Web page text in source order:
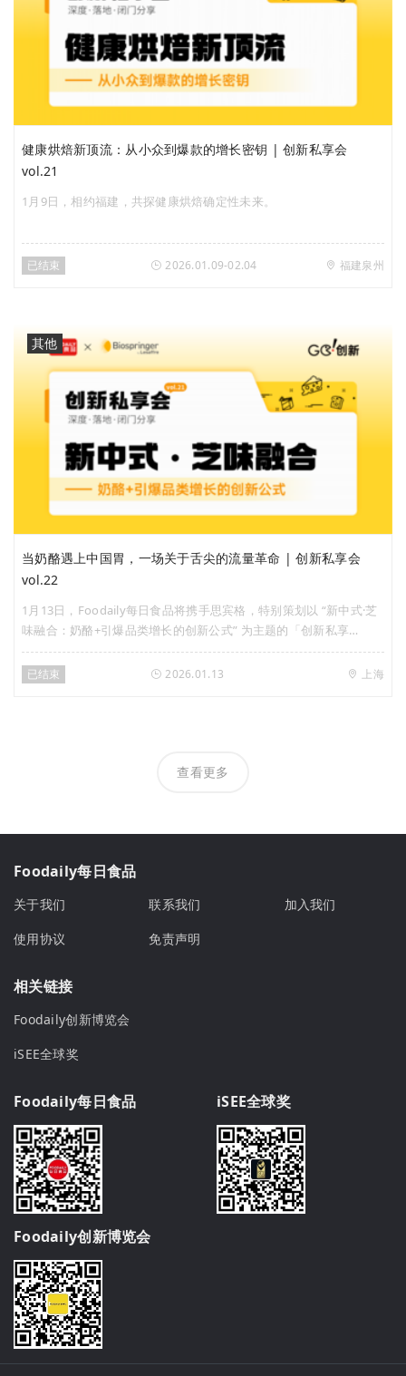
健康烘焙新顶流：从小众到爆款的增长密钥 | 创新私享会
vol.21
1月9日，相约福建，共探健康烘焙确定性未来。
已结束 2026.01.09-02.04 福建泉州
其他
当奶酪遇上中国胃，一场关于舌尖的流量革命 | 创新私享会
vol.22
1月13日，Foodaily每日食品将携手思宾格，特别策划以 “新中式·芝
味融合：奶酪+引爆品类增长的创新公式” 为主题的「创新私享
会」，将与创新代表品牌、研发专家及行业智库一同，解码“奶酪
+”爆款密码，将趋势洞察转化为可落地的增长机遇。
已结束 2026.01.13 上海
查看更多
Foodaily每日食品
关于我们 联系我们
加入我们
使用协议
免责声明
相关链接
Foodaily创新博览会
iSEE全球奖
Foodaily每日食品 iSEE全球奖
Foodaily创新博览会